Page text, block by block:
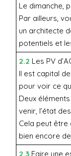
Le dimanche,
Par ailleurs,
un architecte
potentiels et
2.2 Les PV
Il est capital
pour voir ce
Deux
venir, l’état
Cela peut
bien encore
2.3 Faire une